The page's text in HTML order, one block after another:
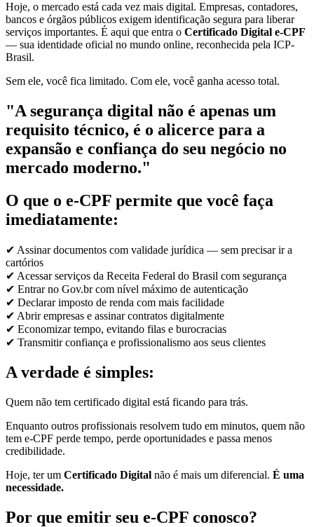
Hoje, o mercado está cada vez mais digital. Empresas, contadores,
bancos e órgãos públicos exigem identificação segura para liberar
serviços importantes. É aqui que entra o Certificado Digital e-CPF
— sua identidade oficial no mundo online, reconhecida pela ICP-
Brasil.
Sem ele, você fica limitado. Com ele, você ganha acesso total.
"A segurança digital não é apenas um
requisito técnico, é o alicerce para a
expansão e confiança do seu negócio no
mercado moderno."
O que o e-CPF permite que você faça
imediatamente:
✔ Assinar documentos com validade jurídica — sem precisar ir a
cartórios
✔ Acessar serviços da Receita Federal do Brasil com segurança
✔ Entrar no Gov.br com nível máximo de autenticação
✔ Declarar imposto de renda com mais facilidade
✔ Abrir empresas e assinar contratos digitalmente
✔ Economizar tempo, evitando filas e burocracias
✔ Transmitir confiança e profissionalismo aos seus clientes
A verdade é simples:
Quem não tem certificado digital está ficando para trás.
Enquanto outros profissionais resolvem tudo em minutos, quem não
tem e-CPF perde tempo, perde oportunidades e passa menos
credibilidade.
Hoje, ter um Certificado Digital não é mais um diferencial. É uma
necessidade.
Por que emitir seu e-CPF conosco?